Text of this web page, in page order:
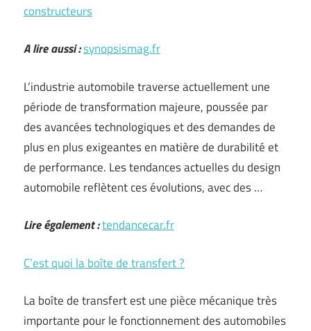
constructeurs
A lire aussi :synopsismag.fr
L’industrie automobile traverse actuellement une
période de transformation majeure, poussée par
des avancées technologiques et des demandes de
plus en plus exigeantes en matière de durabilité et
de performance. Les tendances actuelles du design
automobile reflètent ces évolutions, avec des …
Lire également :tendancecar.fr
C’est quoi la boîte de transfert ?
La boîte de transfert est une pièce mécanique très
importante pour le fonctionnement des automobiles